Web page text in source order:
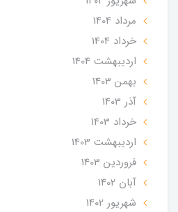
مرداد 1404
خرداد 1404
ارديبهشت 1404
بهمن 1403
آذر 1403
خرداد 1403
ارديبهشت 1403
فروردین 1403
آبان 1402
شهریور 1402